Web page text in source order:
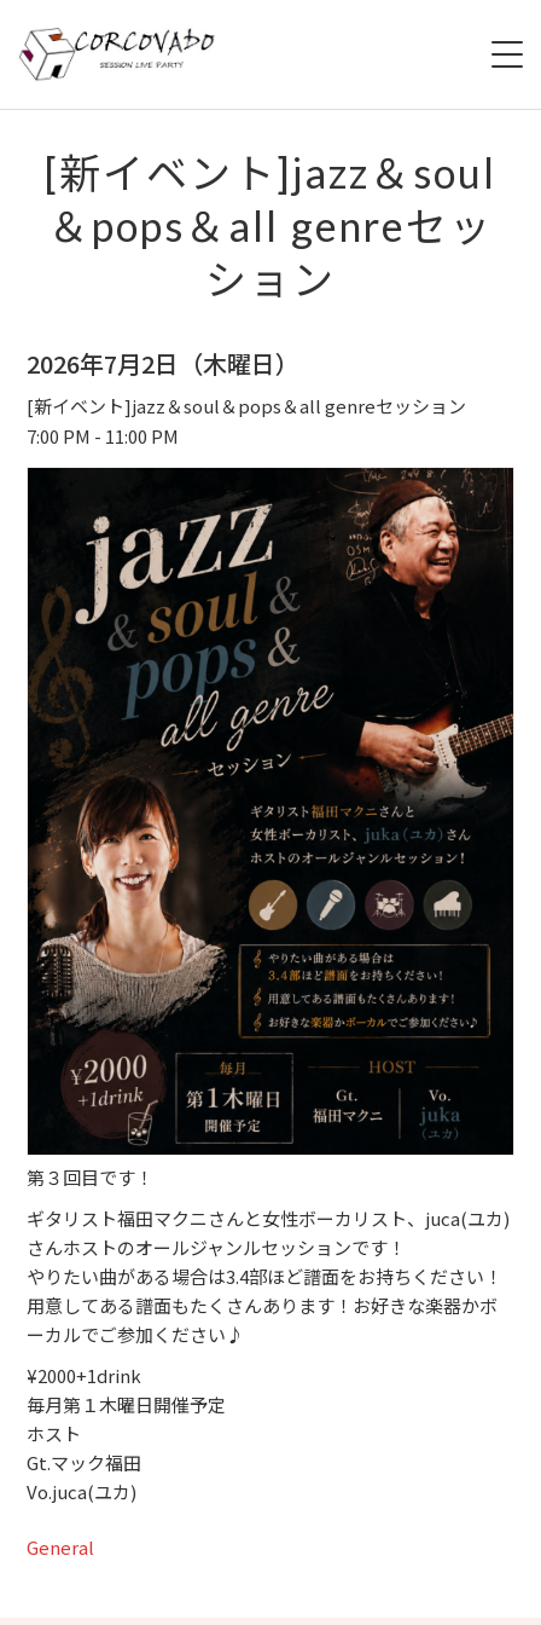
HOME
ABOUT
SCHEDULE
MENU
CONTACT
ブッキングライブ出演者募集！！
楽器機材等
初心者POPS
[新イベント]jazz＆soul
＆pops＆all genreセッ
ション
2026年7月2日（木曜日）
[新イベント]jazz＆soul＆pops＆all genreセッション
7:00 PM - 11:00 PM
第３回目です！
ギタリスト福田マクニさんと女性ボーカリスト、juca(ユカ)
さんホストのオールジャンルセッションです！
やりたい曲がある場合は3.4部ほど譜面をお持ちください！
用意してある譜面もたくさんあります！お好きな楽器かボ
ーカルでご参加ください♪
¥2000+1drink
毎月第１木曜日開催予定
ホスト
Gt.マック福田
Vo.juca(ユカ)
General